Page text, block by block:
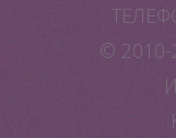
© 2010-